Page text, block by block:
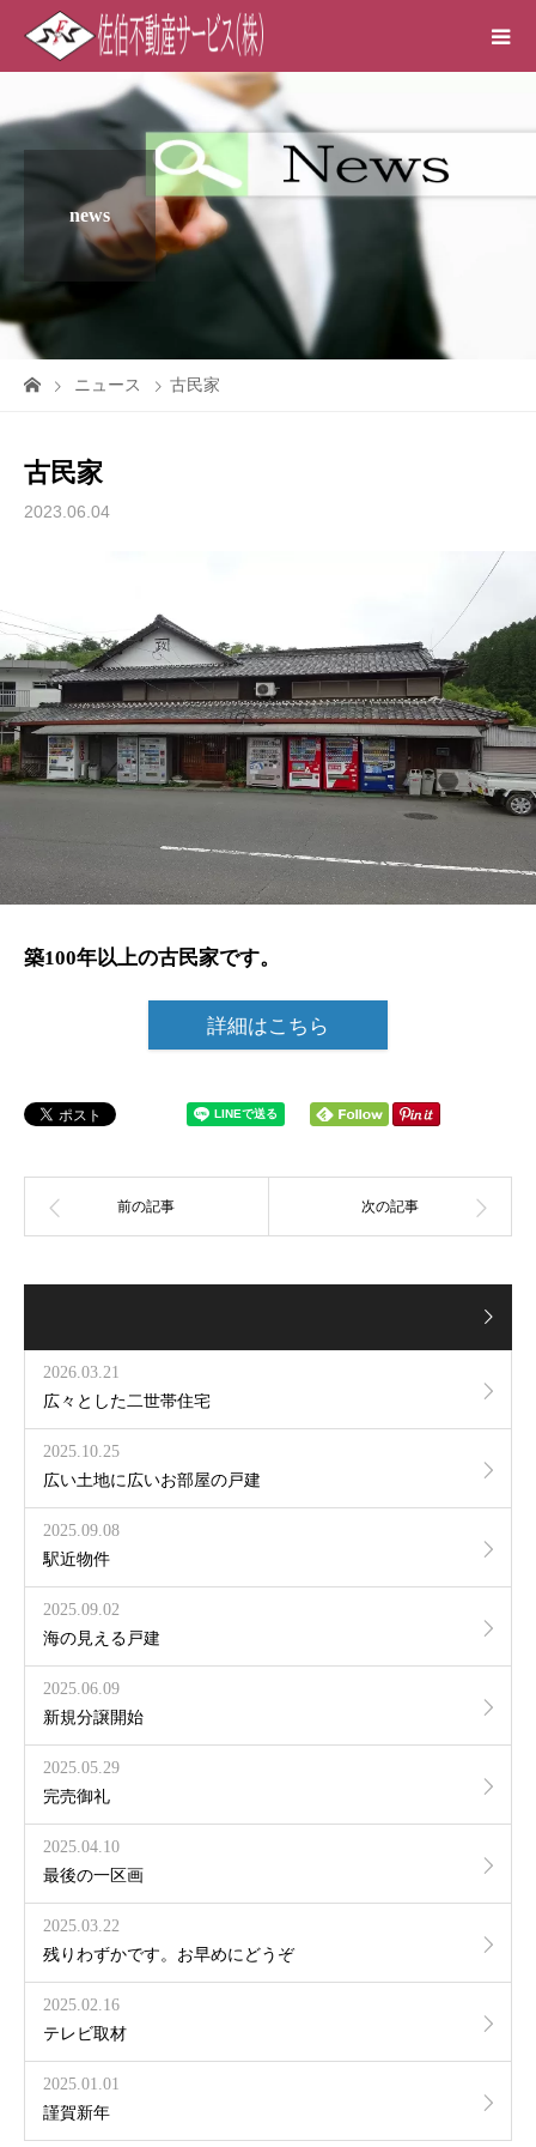
news
ニュース 古民家
古民家
2023.06.04
築100年以上の古民家です。
詳細はこちら
2026.03.21
広々とした二世帯住宅
2025.10.25
広い土地に広いお部屋の戸建
2025.09.08
駅近物件
2025.09.02
海の見える戸建
2025.06.09
新規分譲開始
2025.05.29
完売御礼
2025.04.10
最後の一区画
2025.03.22
残りわずかです。お早めにどうぞ
2025.02.16
テレビ取材
2025.01.01
謹賀新年